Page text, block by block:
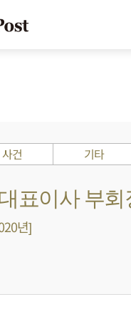
사건 기타
표이사 부회
년]